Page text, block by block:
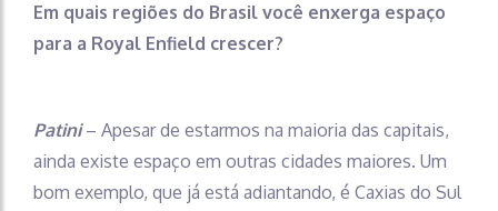
Em quais regiões do Brasil você enxerga espaço
para a Royal Enfield crescer?
Patini– Apesar de estarmos na maioria das capitais,
ainda existe espaço em outras cidades maiores. Um
bom exemplo, que já está adiantando, é Caxias do Sul